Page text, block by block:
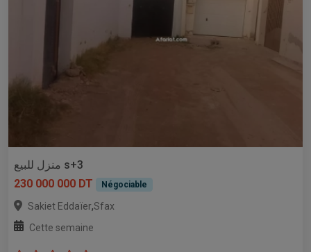
منزل للبيع s+3
230 000 000 DT
Négociable
Sakiet Eddaïer,Sfax
Cette semaine